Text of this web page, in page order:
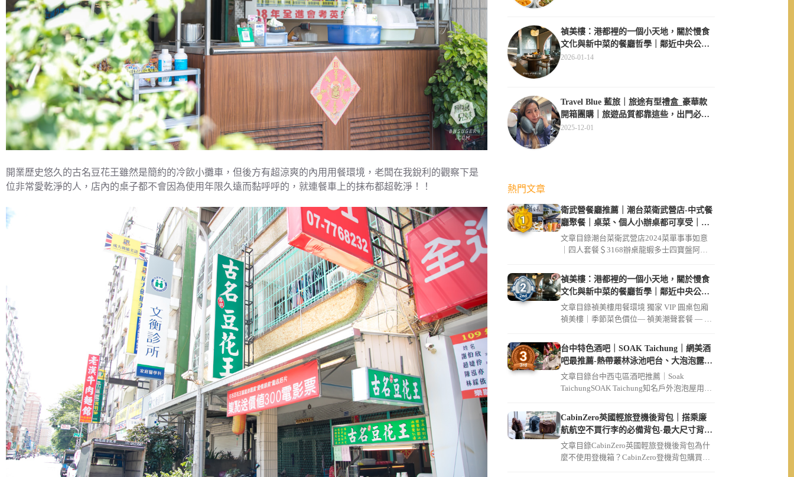
開業歷史悠久的古名豆花王雖然是簡約的冷飲小攤車，但後方有超涼爽的內用用餐環境，老闆在我銳利的觀察下是
位非常愛乾淨的人，店內的桌子都不會因為使用年限久遠而黏呼呼的，就連餐車上的抹布都超乾淨！！
禎美樓：港都裡的一個小天地，關於慢食
文化與新中菜的餐廳哲學｜鄰近中央公
園、大同醫院
2026-01-14
Travel Blue 藍旅｜旅途有型禮盒_豪華款
開箱團購｜旅遊品質都靠這些，出門必備
四件套
2025-12-01
熱門文章
衛武營餐廳推薦｜潮台菜衛武營店-中式餐
廳聚餐｜桌菜、個人小辦桌都可享受｜破
菜姐妹店
文章目錄潮台菜衛武營店2024菜單事事如意
｜四人套餐＄3168辦桌龍蝦多士四寶盤阿公
禎美樓：港都裡的一個小天地，關於慢食
文化與新中菜的餐廳哲學｜鄰近中央公
園、大同醫院
文章目錄禎美樓用餐環境 獨家 VIP 圓桌包廂
禎美樓｜季節菜色價位— 禎美潮聲套餐 — 迎
台中特色酒吧｜SOAK Taichung｜網美酒
吧最推薦-熱帶叢林泳池吧台、大泡泡露天
草皮座位區
文章目錄台中西屯區酒吧推薦｜Soak
TaichungSOAK Taichung知名戶外泡泡屋用餐
CabinZero英國輕旅登機後背包｜搭乘廉
航航空不買行李的必備背包-最大尺寸背包
36L軍用款、44L登機開箱｜可放筆電
文章目錄CabinZero英國輕旅登機後背包為什
麼不使用登機箱？CabinZero登機背包購買連